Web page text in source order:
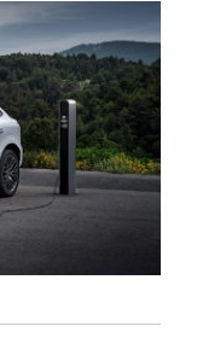
com o seu
estritamente
prestar.
de Cookies e
na sua
e nos serviços